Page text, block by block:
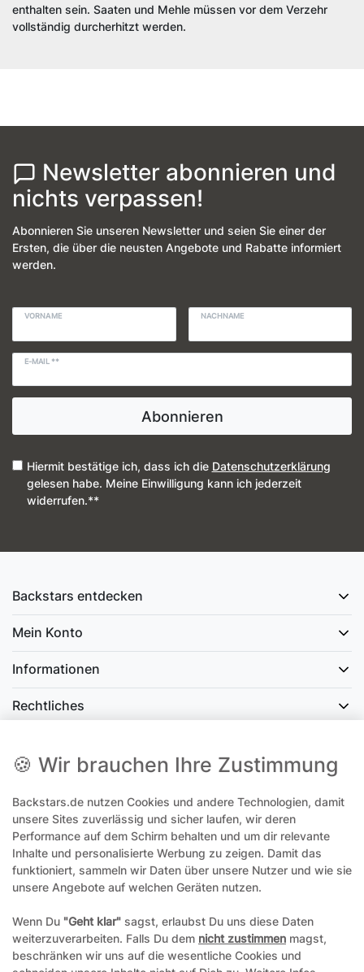
enthalten sein. Saaten und Mehle müssen vor dem Verzehr
vollständig durcherhitzt werden.
Newsletter abonnieren und
nichts verpassen!
Abonnieren Sie unseren Newsletter und seien Sie einer der
Ersten, die über die neusten Angebote und Rabatte informiert
werden.
VORNAME NACHNAME
E-MAIL **
Abonnieren
Hiermit bestätige ich, dass ich die Daten­schutz­erklärung
gelesen habe. Meine Einwilligung kann ich jederzeit
widerrufen.**
Backstars entdecken
Mein Konto
Informationen
Rechtliches
office@backstars.de
Wir antworten Ihnen schnellstmöglich. An Sonn- und Feiertagen kann
es evtl. zu Verzögerungen kommen.
07306 306239¹
Freitags am besten zwischen 8-12 Uhr
¹Telefonieren zum üblichen Ortstarif. Verbindugsgebühren für Anrufe
aus dem Mobilfunknetz können ggf. abweichen.
🍪 Wir brauchen Ihre Zustimmung
Backstars.de nutzen Cookies und andere Technologien, damit
unsere Sites zuverlässig und sicher laufen, wir deren
Performance auf dem Schirm behalten und um dir relevante
Inhalte und personalisierte Werbung zu zeigen. Damit das
funktioniert, sammeln wir Daten über unsere Nutzer und wie sie
unsere Angebote auf welchen Geräten nutzen.
Wenn Du "Geht klar" sagst, erlaubst Du uns diese Daten
weiterzuverarbeiten. Falls Du dem nicht zustimmen magst,
beschränken wir uns auf die wesentliche Cookies und